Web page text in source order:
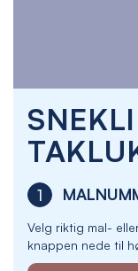
1
Velg riktig mal-
knappen nede til
the
beginning
the
images
gallery